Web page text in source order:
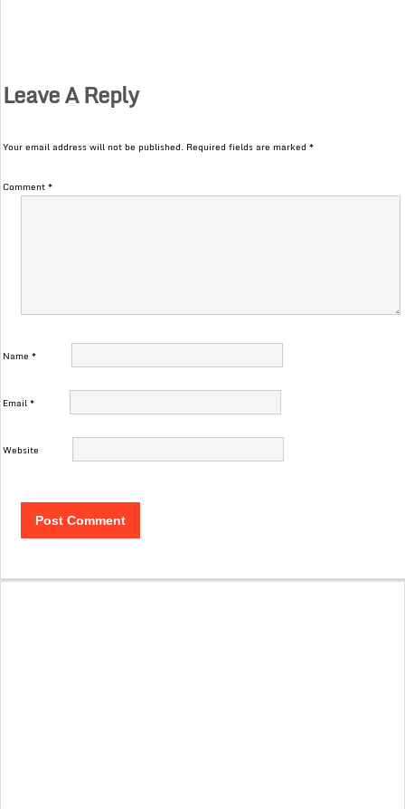
Leave A Reply
Your email address will not be published. Required fields are marked*
Comment*
Name*
Email*
Website